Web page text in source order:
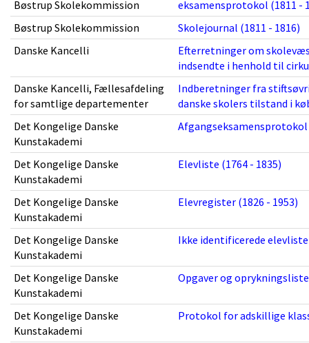
Bøstrup Skolekommission
eksamensprotokol (1811 -
Bøstrup Skolekommission
Skolejournal (1811 - 1816)
Danske Kancelli
Efterretninger om
indsendte i henhold til
Danske Kancelli, Fællesafdeling
for samtlige departementer
Indberetninger fra
danske skolers tilstand i
Det Kongelige Danske
Kunstakademi
Afgangseksamensprotokol
Det Kongelige Danske
Kunstakademi
Elevliste (1764 - 1835)
Det Kongelige Danske
Kunstakademi
Elevregister (1826 - 1953)
Det Kongelige Danske
Kunstakademi
Ikke identificerede
Det Kongelige Danske
Kunstakademi
Opgaver og
Det Kongelige Danske
Kunstakademi
Protokol for adskillige